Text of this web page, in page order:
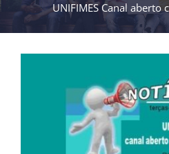
UNIFIMES Canal aberto